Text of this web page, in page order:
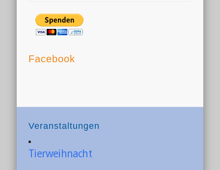
Facebook
Veranstaltungen
Tierweihnacht